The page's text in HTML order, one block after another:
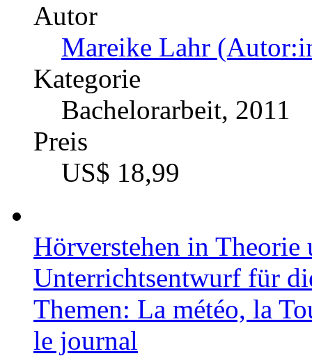
Autor
Mareike Lahr
Kategorie
Bachelorarbeit, 2011
Preis
US$ 18,99
Hörverstehen in
Unterrichtsentwurf für
Themen: La météo, la
le journal